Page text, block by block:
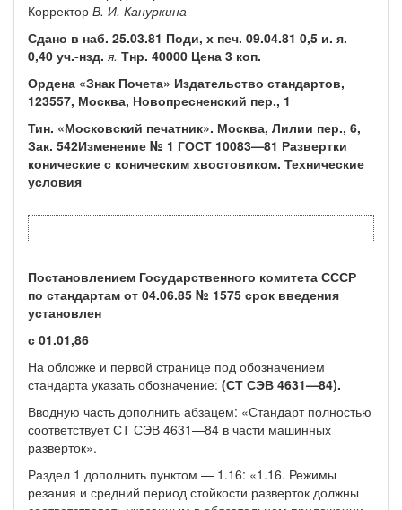
Корректор В. И. Кануркина
Сдано в наб. 25.03.81 Поди, х печ. 09.04.81 0,5 и. я.
0,40 уч.-нзд. я. Тнр. 40000 Цена 3 коп.
Ордена «Знак Почета» Издательство стандартов,
123557, Москва, Новопресненский пер., 1
Тин. «Московский печатник». Москва, Лилии пер., 6,
Зак. 542Изменение № 1 ГОСТ 10083—81 Развертки
конические с коническим хвосто­виком. Технические
условия
Постановлением Государственного комитета СССР
по стандартам от 04.06.85 № 1575 срок введения
установлен
с 01.01,86
На обложке и первой странице под обозначением
стандарта указать обоз­начение: (СТ СЭВ 4631—84).
Вводную часть дополнить абзацем: «Стандарт полностью
соответствует СТ СЭВ 4631—84 в части машинных
разверток».
Раздел 1 дополнить пунктом — 1.16: «1.16. Режимы
резания и средний период стойкости разверток должны